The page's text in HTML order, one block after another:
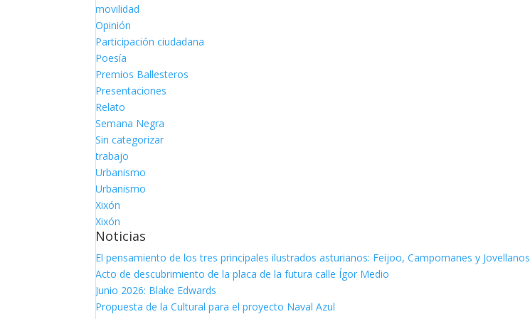
movilidad
Opinión
Participación ciudadana
Poesía
Premios Ballesteros
Presentaciones
Relato
Semana Negra
Sin categorizar
trabajo
Urbanismo
Urbanismo
Xixón
Xixón
Noticias
El pensamiento de los tres principales ilustrados asturianos: Feijoo, Campomanes y Jovellanos
Acto de descubrimiento de la placa de la futura calle Ígor Medio
Junio 2026: Blake Edwards
Propuesta de la Cultural para el proyecto Naval Azul